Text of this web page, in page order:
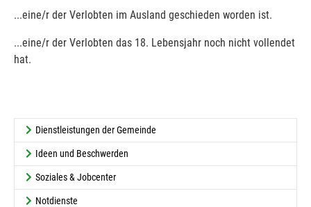
...eine/r der Verlobten im Ausland geschieden worden ist.
...eine/r der Verlobten das 18. Lebensjahr noch nicht vollendet
hat.
Dienstleistungen der Gemeinde
Ideen und Beschwerden
Soziales & Jobcenter
Notdienste